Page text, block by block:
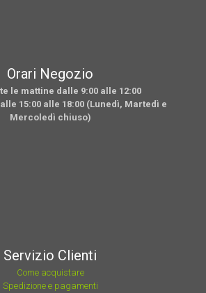
Orari Negozio
le mattine dalle 9:00 alle 12:00
15:00 alle 18:00 (Lunedì, Martedì e
Mercoledì chiuso)
Servizio Clienti
Come acquistare
Spedizione e pagamenti